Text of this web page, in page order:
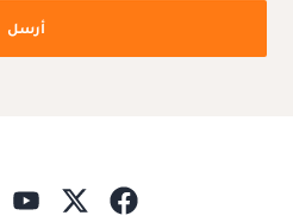
أرسل